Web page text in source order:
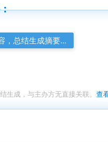
，总结生成摘要...
生成，与主办方无直接关联。 查